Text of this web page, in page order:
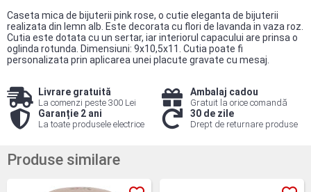
Caseta mica de bijuterii pink rose, o cutie eleganta de bijuterii
realizata din lemn alb. Este decorata cu flori de lavanda in vaza roz.
Cutia este dotata cu un sertar, iar interiorul capacului are prinsa o
oglinda rotunda. Dimensiuni: 9x10,5x11. Cutia poate fi
personalizata prin aplicarea unei placute gravate cu mesaj.
Livrare gratuită
La comenzi peste 300 Lei
Ambalaj cadou
Gratuit la orice comandă
Garanție 2 ani
La toate produsele electrice
30 de zile
Drept de returnare produse
Produse similare